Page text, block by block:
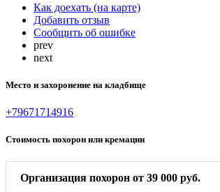
Как доехать (на карте)
Добавить отзыв
Сообщить об ошибке
prev
next
Место и захоронение на кладбище
+79671714916
Стоимость похорон или кремации
Организация похорон от 39 000 руб.